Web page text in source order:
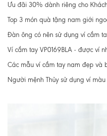
Ưu đãi 30% dành riêng cho
Top 3 món quà tặng nam giới
Đàn ông có nên sử dụng ví cầm
Ví cầm tay VP0169BLA - được ví
Các mẫu ví cầm tay nam đẹp và
Người mệnh Thủy sử dụng ví